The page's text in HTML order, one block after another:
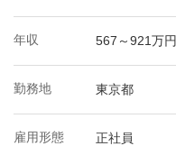
年収 567～921万円
勤務地 東京都
雇用形態 正社員